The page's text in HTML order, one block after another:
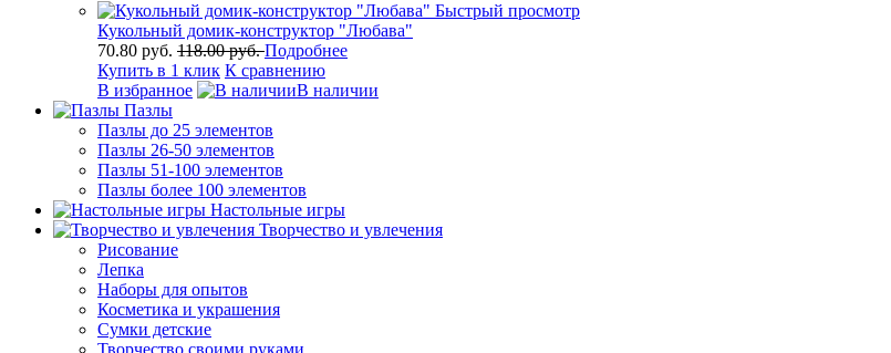
Быстрый просмотр
Кукольный домик-конструктор "Любава"
70.80 руб. 118.00 руб.Подробнее
Купить в 1 клик К сравнению
В избранное
В наличии
Пазлы
Пазлы до 25 элементов
Пазлы 26-50 элементов
Пазлы 51-100 элементов
Пазлы более 100 элементов
Настольные игры
Творчество и увлечения
Рисование
Лепка
Наборы для опытов
Косметика и украшения
Сумки детские
Творчество своими руками